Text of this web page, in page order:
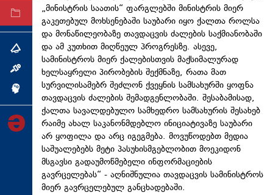
არქივი
თემა
ინტერვიუ
ინქვიზიცია
„მინისტრის საათის“ ფარგლებში მინისტრის მიერ
გაკეთებულ მოხსენებაში საუბარი იყო ქალთა როლსა
და მონაწილეობაზე თავდაცვის ძალების საქმიანობაში
და ამ კუთხით მიღწეულ პროგრესზე. ასევე,
სამინისტროს მიერ ქალებისთვის მაქსიმალურად
ხელსაყრელი პირობების შექმნაზე, რათა მათ
სურვილისამებრ შეძლონ ქვეყნის სამსახურში ყოფნა
თავდაცვის ძალების შემადგენლობაში. შესაბამისად,
ქალთა სავალდებულო სამხედრო სამსახურის შესახებ
რაიმე ახალ საკანონმდებლო ინიციატივაზე საუბარი
არ ყოფილა და არც იგეგმება. მოვუწოდებთ მედია
საშუალებებს მეტი პასუხისმგებლობით მოეკიდონ
მსგავსი გადაუმოწმებელი ინფორმაციების
გავრცელებას“ - აღნიშნულია თავდაცვის სამინისტროს
მიერ გავრცელებულ განცხადებაში.